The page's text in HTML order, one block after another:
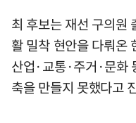
최 후보는 재선 구의원
활 밀착 현안을 다뤄온
산업·교통·주거·문화
축을 만들지 못했다고